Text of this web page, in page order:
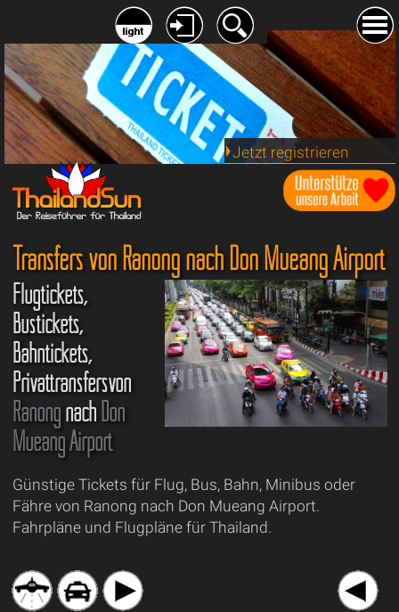
Jetzt registrieren
Transfers von Ranong nach Don Mueang Airport
Flugtickets,
Bustickets,
Bahntickets,
Privattransfersvon
Ranongnach Don
Mueang Airport
Günstige Tickets für Flug, Bus, Bahn, Minibus oder
Fähre von Ranong nach Don Mueang Airport.
Fahrpläne und Flugpläne für Thailand.